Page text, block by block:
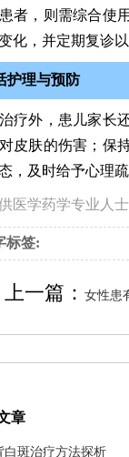
者，则需综合使
化，并定期复诊
护理与预防
疗外，患儿家长
皮肤的伤害；保
，及时给予心理疏
医学药学专业人
标签:
上一篇： 女性患
章
白斑治疗方法探析